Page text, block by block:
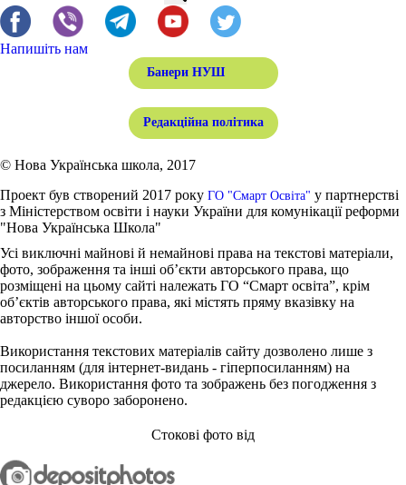
Напишіть нам
Банери НУШ
Редакційна політика
© Нова Українська школа, 2017
Проект був створений 2017 року ГО "Смарт Освіта" у партнерстві
з Міністерством освіти і науки України для комунікації реформи
"Нова Українська Школа"
Усі виключні майнові й немайнові права на текстові матеріали,
фото, зображення та інші об’єкти авторського права, що
розміщені на цьому сайті належать ГО “Смарт освіта”, крім
об’єктів авторського права, які містять пряму вказівку на
авторство іншої особи.
Використання текстових матеріалів сайту дозволено лише з
посиланням (для інтернет-видань - гіперпосиланням) на
джерело. Використання фото та зображень без погодження з
редакцією суворо заборонено.
Стокові фото від